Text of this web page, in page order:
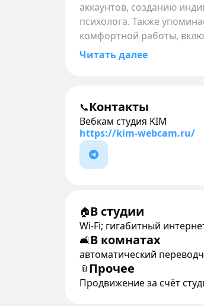
аккаунтов, созданию
психолога. Также
комфортной работы,
Читать далее
📞Контакты
Вебкам студия KIM
https://kim-webcam.ru/
🏠В студии
Wi-Fi; гигабитный
🛋В комнатах
автоматический
📎 Прочее
Продвижение за счёт